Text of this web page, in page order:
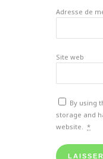
Adresse de
Site web
By using
storage and
website.
*